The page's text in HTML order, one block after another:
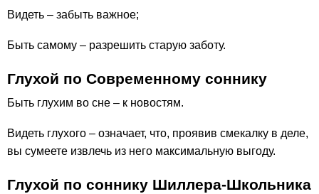
Видеть – забыть важное;
Быть самому – разрешить старую заботу.
Глухой по Современному соннику
Быть глухим во сне – к новостям.
Видеть глухого – означает, что, проявив смекалку в деле,
вы сумеете извлечь из него максимальную выгоду.
Глухой по соннику Шиллера-Школьника